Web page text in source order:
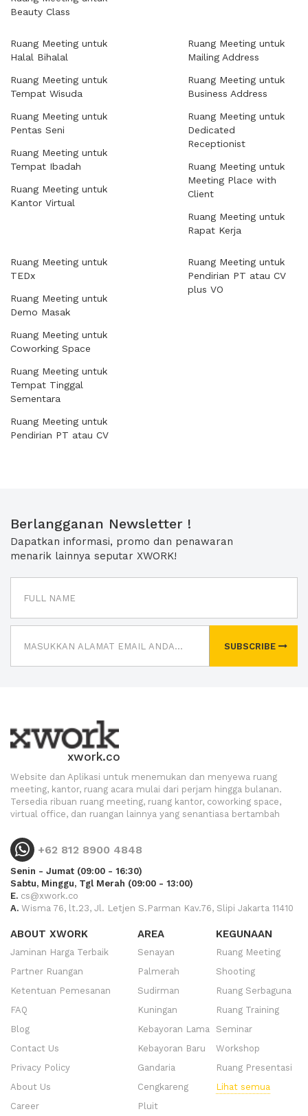
Beauty Class
Ruang Meeting untuk
Halal Bihalal
Ruang Meeting untuk
Tempat Wisuda
Ruang Meeting untuk
Pentas Seni
Ruang Meeting untuk
Tempat Ibadah
Ruang Meeting untuk
Kantor Virtual
Ruang Meeting untuk
Mailing Address
Ruang Meeting untuk
Business Address
Ruang Meeting untuk
Dedicated
Receptionist
Ruang Meeting untuk
Meeting Place with
Client
Ruang Meeting untuk
Rapat Kerja
Ruang Meeting untuk
TEDx
Ruang Meeting untuk
Demo Masak
Ruang Meeting untuk
Coworking Space
Ruang Meeting untuk
Tempat Tinggal
Sementara
Ruang Meeting untuk
Pendirian PT atau CV
Ruang Meeting untuk
Pendirian PT atau CV
plus VO
Berlangganan Newsletter !
Dapatkan informasi, promo dan penawaran
menarik lainnya seputar XWORK!
SUBSCRIBE
xwork.co
Website dan Aplikasi untuk menemukan dan menyewa ruang
meeting, kantor, ruang acara mulai dari perjam hingga bulanan.
Tersedia ribuan ruang meeting, ruang kantor, coworking space,
virtual office, dan ruangan lainnya yang senantiasa bertambah
+62 812 8900 4848
Senin - Jumat (09:00 - 16:30)
Sabtu, Minggu, Tgl Merah (09:00 - 13:00)
E. cs@xwork.co
A. Wisma 76, lt.23, Jl. Letjen S.Parman Kav.76, Slipi Jakarta 11410
ABOUT XWORK
Jaminan Harga Terbaik
Partner Ruangan
Ketentuan Pemesanan
FAQ
Blog
Contact Us
Privacy Policy
About Us
Career
AREA
Senayan
Palmerah
Sudirman
Kuningan
Kebayoran Lama
Kebayoran Baru
Gandaria
Cengkareng
Pluit
KEGUNAAN
Ruang Meeting
Shooting
Ruang Serbaguna
Ruang Training
Seminar
Workshop
Ruang Presentasi
Lihat semua